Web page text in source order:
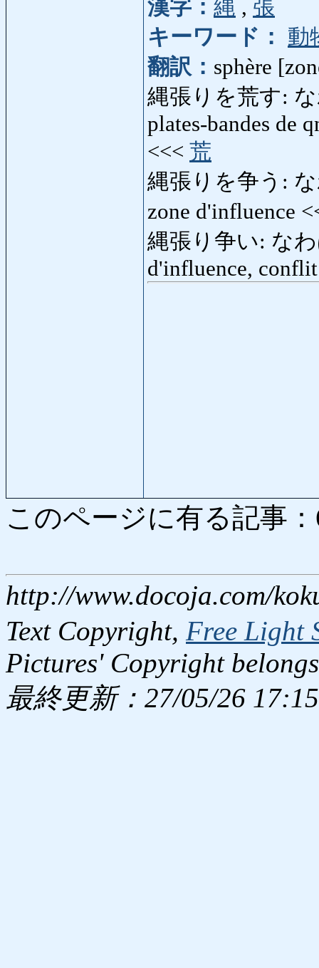
漢字： 縄 , 張
キーワード：
動
翻訳： sphère
縄張りを荒す:
plates-bandes de
<<< 荒
縄張りを争う:
zone d'influence
縄張り争い: な
d'influence,
このページに有る記事
http://www.docoja.com/
Text Copyright, Free Light
Pictures' Copyright
最終更新：27/05/26 17:15